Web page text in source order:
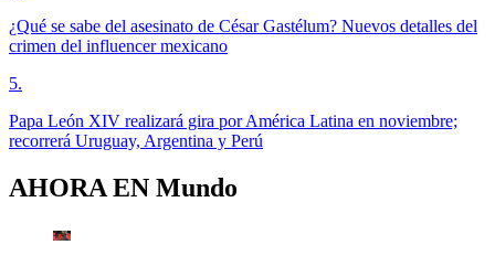
¿Qué se sabe del asesinato de César Gastélum? Nuevos detalles del
crimen del influencer mexicano
5.
Papa León XIV realizará gira por América Latina en noviembre;
recorrerá Uruguay, Argentina y Perú
AHORA EN Mundo